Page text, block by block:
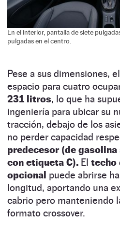
En el interior, pantalla de siete
pulgadas en el centro.
Pese a sus dimensiones,
espacio para cuatro
231 litros, lo que ha
ingeniería para ubicar su
tracción, debajo de los
no perder capacidad
predecesor (de
con etiqueta C). El techo
opcional puede abrirse
longitud, aportando una
cabrio pero manteniendo
formato crossover.